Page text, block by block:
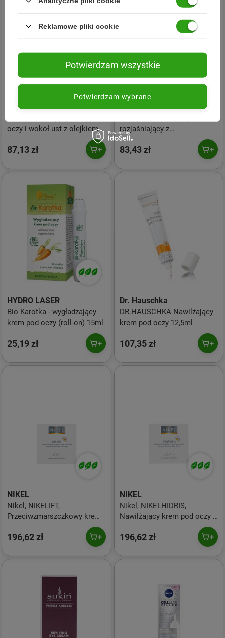
NIKEL
oczy i wokół ust z olejkiem
87,13 zł
NIKEL
rozjaśniający z
kasztanowcem, 15 ml
83,43 zł
HYDRO LASER
Bio Karotka - wygładzający
krem pod oczy (roll-on) 15ml
25,19 zł
Dr. Hauschka
DR.HAUSCHKA Nawilżający
krem pod oczy 12,5ml
107,35 zł
NIKEL
Nikel, NIKELIFT,
Przeciwzmarszczkowy krem
kwiatem immortelle,
olejkiem sezamowym i wit.
E, 15 ml
196,62 zł
NIKEL
Nikel, NIKELHIDRIS,
Nawilżający krem pod oczy z
miodem i kwiatem
196,62 zł
Reklamowe pliki cookie
Potwierdzam wybrane
Potwierdzam wszystkie